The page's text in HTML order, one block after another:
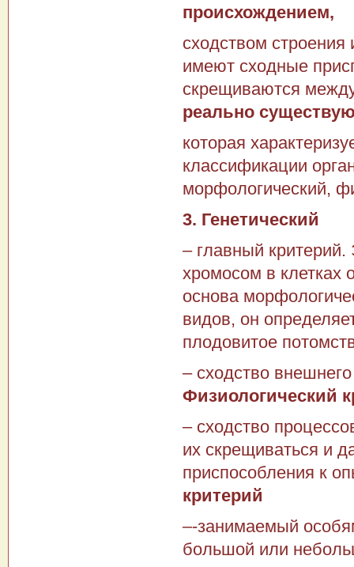
происхождением,
сходством
имеют сходные
скрещиваются
реально
которая
классификации
морфологический,
3. Генетический
– главный
хромосом в клетках
основа
видов, он
плодовитое
– сходство
Физиологический
– сходство
их скрещиваться и
приспособления к
критерий
–-занимаемый
большой или